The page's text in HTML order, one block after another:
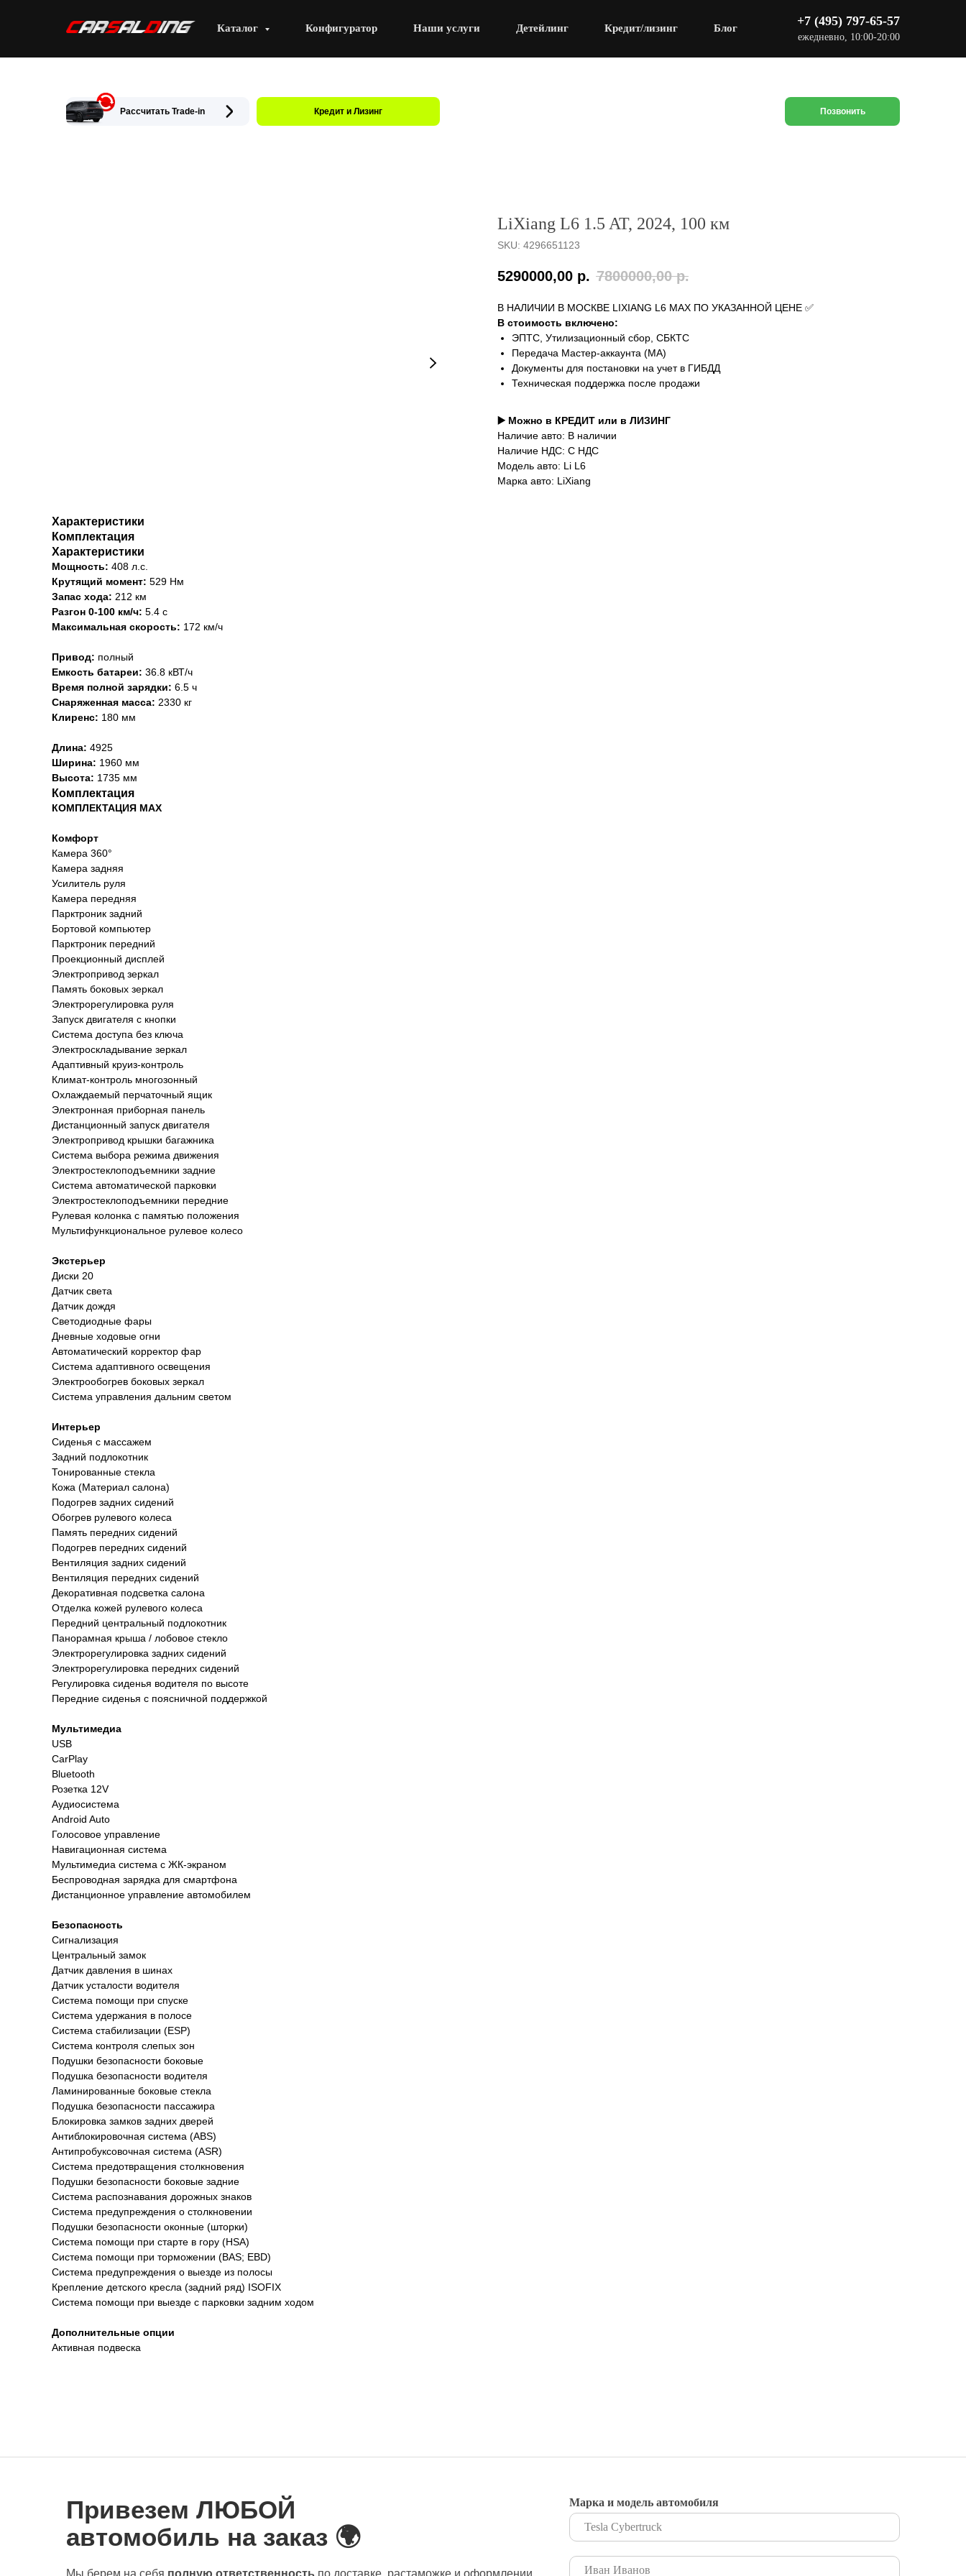
Каталог Конфигуратор Наши услуги Детейлинг Кредит/лизинг Блог +7 (495) 797-65-57
ежедневно, 10:00-20:00
Рассчитать Trade-in Кредит и Лизинг Позвонить
LiXiang L6 1.5 AT, 2024, 100 км
SKU: 4296651123
5290000,00 р. 7800000,00 р.
В НАЛИЧИИ В МОСКВЕ LIXIANG L6 MAX ПО УКАЗАННОЙ ЦЕНЕ ✅
В стоимость включено:
ЭПТС, Утилизационный сбор, СБКТС
Передача Мастер-аккаунта (MA)
Документы для постановки на учет в ГИБДД
Техническая поддержка после продажи
▶️ Можно в КРЕДИТ или в ЛИЗИНГ
Наличие авто: В наличии
Наличие НДС: С НДС
Модель авто: Li L6
Марка авто: LiXiang
Характеристики
Комплектация
Характеристики
Мощность: 408 л.с.
Крутящий момент: 529 Нм
Запас хода: 212 км
Разгон 0-100 км/ч: 5.4 с
Максимальная скорость: 172 км/ч
Привод: полный
Емкость батареи: 36.8 кВТ/ч
Время полной зарядки: 6.5 ч
Снаряженная масса: 2330 кг
Клиренс: 180 мм
Длина: 4925
Ширина: 1960 мм
Высота: 1735 мм
Комплектация
КОМПЛЕКТАЦИЯ MAX
Комфорт
Камера 360°
Камера задняя
Усилитель руля
Камера передняя
Парктроник задний
Бортовой компьютер
Парктроник передний
Проекционный дисплей
Электропривод зеркал
Память боковых зеркал
Электрорегулировка руля
Запуск двигателя с кнопки
Система доступа без ключа
Электроскладывание зеркал
Адаптивный круиз-контроль
Климат-контроль многозонный
Охлаждаемый перчаточный ящик
Электронная приборная панель
Дистанционный запуск двигателя
Электропривод крышки багажника
Система выбора режима движения
Электростеклоподъемники задние
Система автоматической парковки
Электростеклоподъемники передние
Рулевая колонка с памятью положения
Мультифункциональное рулевое колесо
Экстерьер
Диски 20
Датчик света
Датчик дождя
Светодиодные фары
Дневные ходовые огни
Автоматический корректор фар
Система адаптивного освещения
Электрообогрев боковых зеркал
Система управления дальним светом
Интерьер
Сиденья с массажем
Задний подлокотник
Тонированные стекла
Кожа (Материал салона)
Подогрев задних сидений
Обогрев рулевого колеса
Память передних сидений
Подогрев передних сидений
Вентиляция задних сидений
Вентиляция передних сидений
Декоративная подсветка салона
Отделка кожей рулевого колеса
Передний центральный подлокотник
Панорамная крыша / лобовое стекло
Электрорегулировка задних сидений
Электрорегулировка передних сидений
Регулировка сиденья водителя по высоте
Передние сиденья с поясничной поддержкой
Мультимедиа
USB
CarPlay
Bluetooth
Розетка 12V
Аудиосистема
Android Auto
Голосовое управление
Навигационная система
Мультимедиа система с ЖК-экраном
Беспроводная зарядка для смартфона
Дистанционное управление автомобилем
Безопасность
Сигнализация
Центральный замок
Датчик давления в шинах
Датчик усталости водителя
Система помощи при спуске
Система удержания в полосе
Система стабилизации (ESP)
Система контроля слепых зон
Подушки безопасности боковые
Подушка безопасности водителя
Ламинированные боковые стекла
Подушка безопасности пассажира
Блокировка замков задних дверей
Антиблокировочная система (ABS)
Антипробуксовочная система (ASR)
Система предотвращения столкновения
Подушки безопасности боковые задние
Система распознавания дорожных знаков
Система предупреждения о столкновении
Подушки безопасности оконные (шторки)
Система помощи при старте в гору (HSA)
Система помощи при торможении (BAS; EBD)
Система предупреждения о выезде из полосы
Крепление детского кресла (задний ряд) ISOFIX
Система помощи при выезде с парковки задним ходом
Дополнительные опции
Активная подвеска
Привезем ЛЮБОЙ
автомобиль на заказ 🌍
Мы берем на себя полную ответственность по доставке, растаможке и оформлении
Марка и модель автомобиля